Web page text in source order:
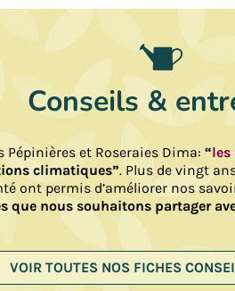
Conseils &
Pépinières et Roseraies Dima: “les
climatiques”. Plus de vingt
ont permis d’améliorer nos
que nous souhaitons partager
VOIR TOUTES NOS FICHES